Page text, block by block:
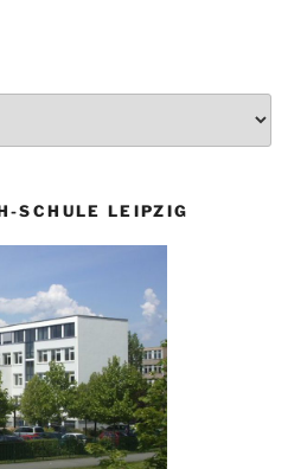
SCHULE LEIPZIG